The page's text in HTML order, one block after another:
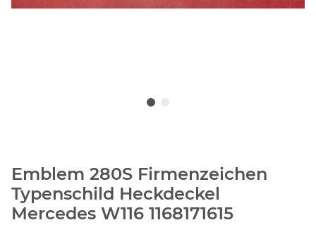
Emblem 280S Firmenzeichen
Typenschild Heckdeckel
Mercedes W116 1168171615